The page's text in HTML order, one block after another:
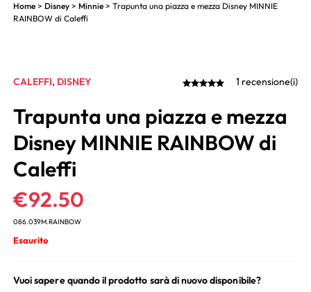
Home > Disney > Minnie > Trapunta una piazza e mezza Disney MINNIE
RAINBOW di Caleffi
CALEFFI, DISNEY 1 recensione(i)
Trapunta una piazza e mezza
Disney MINNIE RAINBOW di
Caleffi
€92.50
086.039M.RAINBOW
Esaurito
Vuoi sapere quando il prodotto sarà di nuovo disponibile?